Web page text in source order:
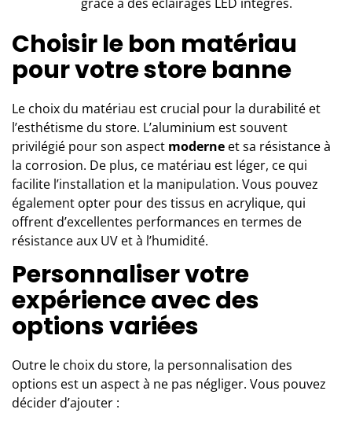
Choisir le bon matériau
pour votre store banne
Le choix du matériau est crucial pour la durabilité et
l’esthétisme du store. L’aluminium est souvent
privilégié pour son aspect moderne et sa résistance à
la corrosion. De plus, ce matériau est léger, ce qui
facilite l’installation et la manipulation. Vous pouvez
également opter pour des tissus en acrylique, qui
offrent d’excellentes performances en termes de
résistance aux UV et à l’humidité.
Personnaliser votre
expérience avec des
options variées
Outre le choix du store, la personnalisation des
options est un aspect à ne pas négliger. Vous pouvez
décider d’ajouter :